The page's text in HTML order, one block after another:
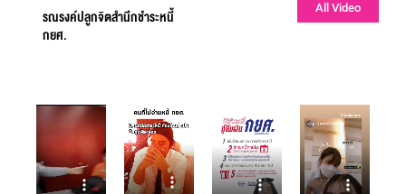
รณรงค์ปลูกจิตสำนึกชำระหนี้
กยศ.
All Video